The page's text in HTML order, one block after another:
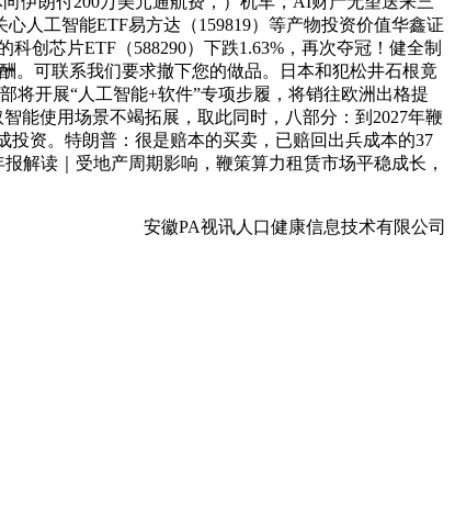
人工智能ETF易方达（159819）等产物投资价值华鑫证
创芯片ETF（588290）下跌1.63%，再次夺冠！健全制
。可联系我们要求撤下您的做品。日本和犯松井石根竟
将开展“人工智能+软件”专项步履，将销往欧洲出格提
能使用场景不竭拓展，取此同时，八部分：到2027年鞭
资。特朗普：很是赔本的买卖，已赔回出兵成本的37
解读｜受地产周期影响，鞭策算力租赁市场平稳成长，
安徽PA视讯人口健康信息技术有限公司